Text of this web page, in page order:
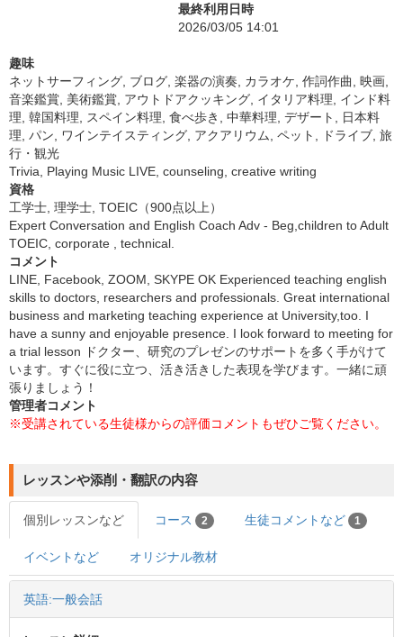
最終利用日時
2026/03/05 14:01
趣味
ネットサーフィング, ブログ, 楽器の演奏, カラオケ, 作詞作曲, 映画,
音楽鑑賞, 美術鑑賞, アウトドアクッキング, イタリア料理, インド料
理, 韓国料理, スペイン料理, 食べ歩き, 中華料理, デザート, 日本料
理, パン, ワインテイスティング, アクアリウム, ペット, ドライブ, 旅
行・観光
Trivia, Playing Music LIVE, counseling, creative writing
資格
工学士, 理学士, TOEIC（900点以上）
Expert Conversation and English Coach Adv - Beg,children to Adult
TOEIC, corporate , technical.
コメント
LINE, Facebook, ZOOM, SKYPE OK Experienced teaching english
skills to doctors, researchers and professionals. Great international
business and marketing teaching experience at University,too. I
have a sunny and enjoyable presence. I look forward to meeting for
a trial lesson ドクター、研究のプレゼンのサポートを多く手がけて
います。すぐに役に立つ、活き活きした表現を学びます。一緒に頑
張りましょう！
管理者コメント
※受講されている生徒様からの評価コメントもぜひご覧ください。
レッスンや添削・翻訳の内容
個別レッスンなど コース 2 生徒コメントなど 1
イベントなど オリジナル教材
英語:一般会話